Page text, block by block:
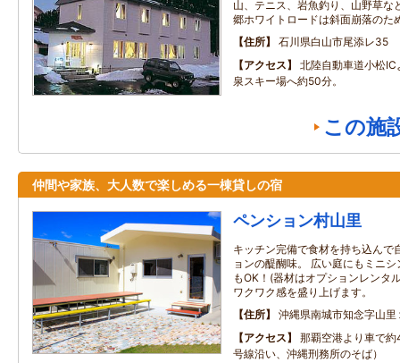
山、テニス、岩魚釣り、山野草な
郷ホワイトロードは斜面崩落のた
住所
石川県白山市尾添レ35
アクセス
北陸自動車道小松
泉スキー場へ約50分。
この施
仲間や家族、大人数で楽しめる一棟貸しの宿
ペンション村山里
キッチン完備で食材を持ち込んで
ョンの醍醐味。 広い庭にもミニ
もOK！(器材はオプションレンタ
ワクワク感を盛り上げます。
住所
沖縄県南城市知念字山里
アクセス
那覇空港より車で
号線沿い、沖縄刑務所のそば）